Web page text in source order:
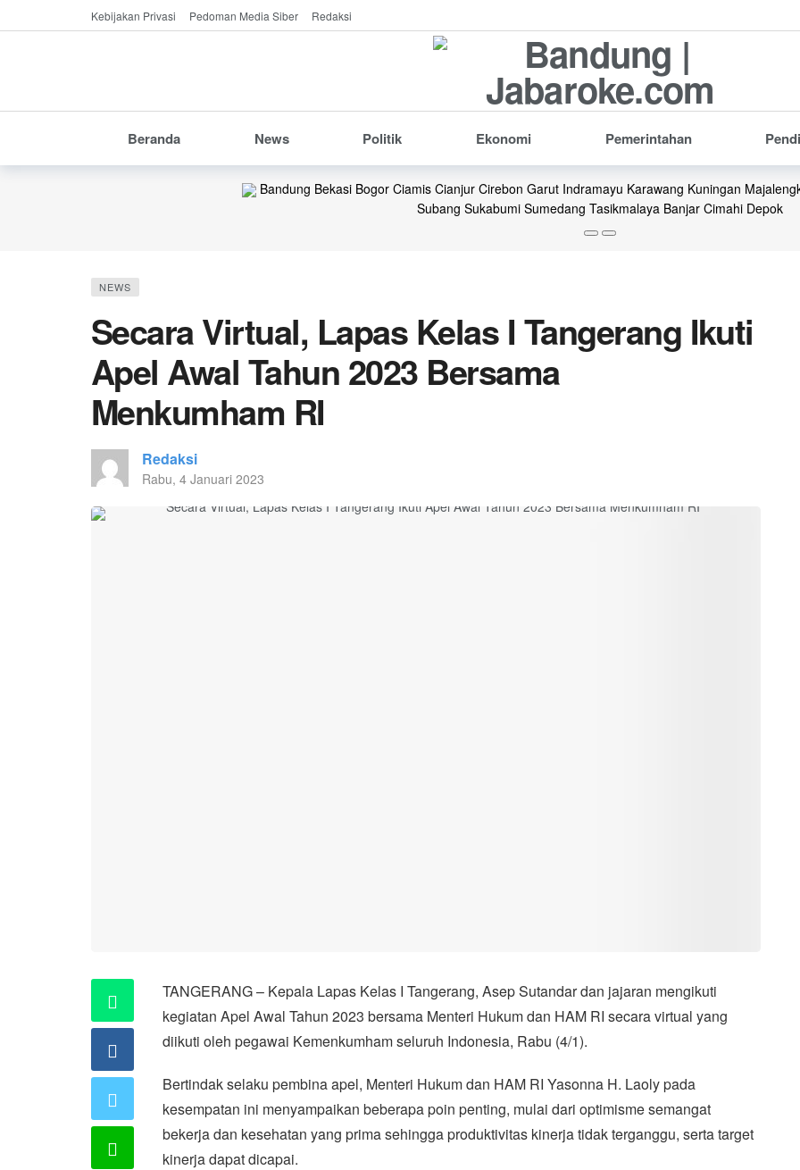
Kebijakan Privasi Pedoman Media Siber Redaksi
Beranda News Politik Ekonomi Pemerintahan
Bandung Bekasi Bogor Ciamis Cianjur Cirebon Garut Indramayu Karawang Kuningan
Subang Sukabumi Sumedang Tasikmalaya Banjar Cimahi Depok
NEWS
Secara Virtual, Lapas Kelas I Tangerang Ikuti
Apel Awal Tahun 2023 Bersama
Menkumham RI
Redaksi
Rabu, 4 Januari 2023
TANGERANG – Kepala Lapas Kelas I Tangerang, Asep Sutandar dan jajaran mengikuti
kegiatan Apel Awal Tahun 2023 bersama Menteri Hukum dan HAM RI secara virtual yang
diikuti oleh pegawai Kemenkumham seluruh Indonesia, Rabu (4/1).
Bertindak selaku pembina apel, Menteri Hukum dan HAM RI Yasonna H. Laoly pada
kesempatan ini menyampaikan beberapa poin penting, mulai dari optimisme semangat
bekerja dan kesehatan yang prima sehingga produktivitas kinerja tidak terganggu, serta target
kinerja dapat dicapai.